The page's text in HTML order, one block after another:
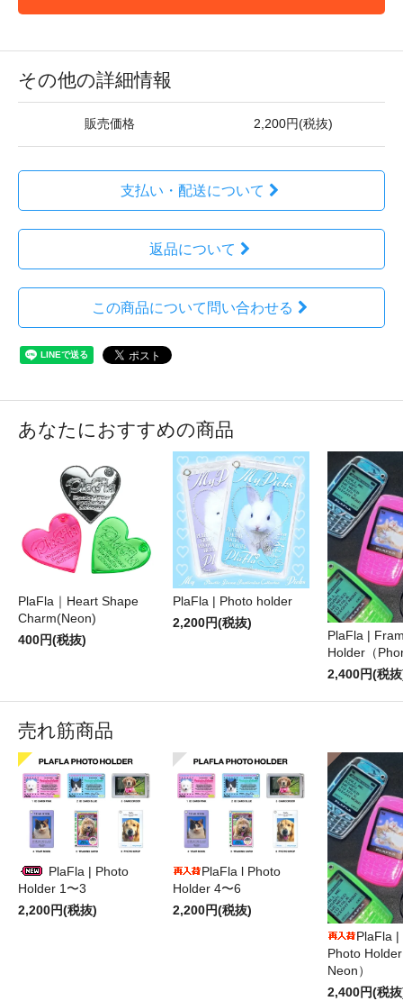
その他の詳細情報
販売価格 2,200円(税抜)
支払い・配送について
返品について
この商品について問い合わせる
あなたにおすすめの商品
PlaFla｜Heart Shape
Charm(Neon)
400円(税抜)
PlaFla | Photo holder
2,200円(税抜)
PlaFla |
Holder（
2,400円(税
売れ筋商品
PlaFla | Photo
Holder 1〜3
2,200円(税抜)
PlaFla l Photo
Holder 4〜6
2,200円(税抜)
PlaFla
Photo
Neon）
2,400円(税